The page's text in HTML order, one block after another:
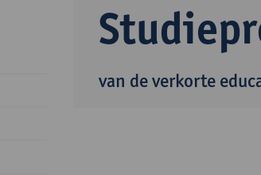
van de verkorte